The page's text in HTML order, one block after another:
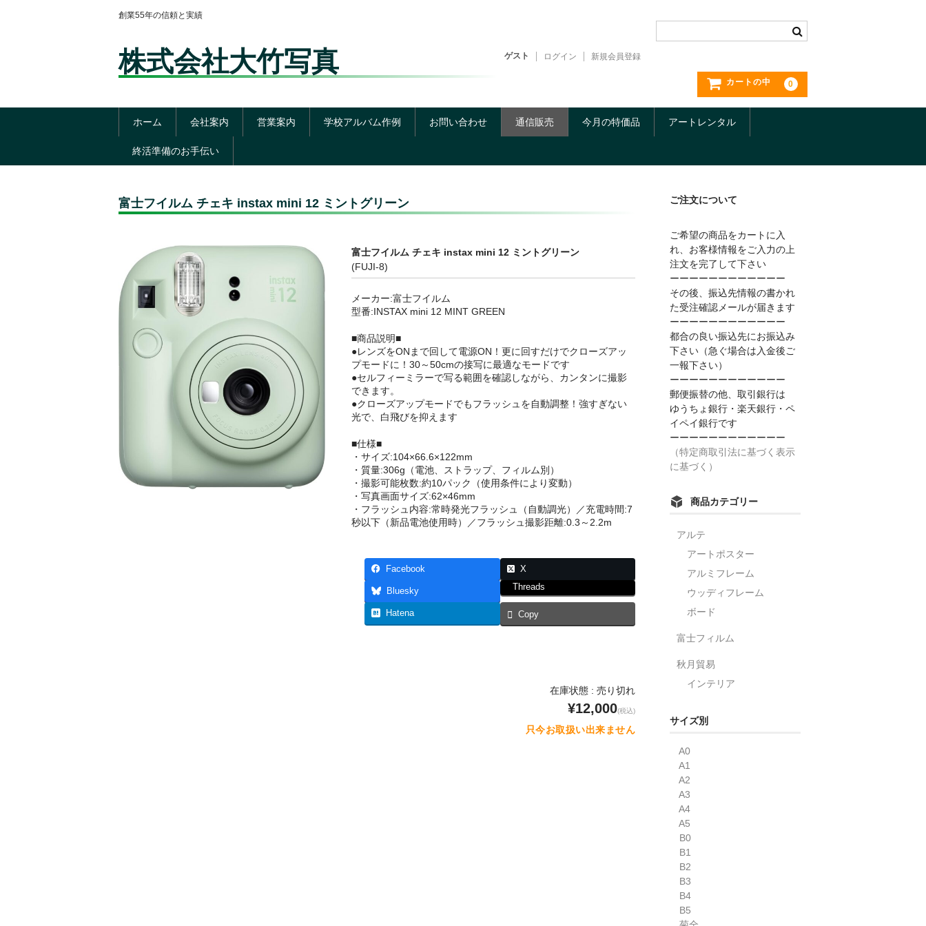
創業55年の信頼と実績
株式会社大竹写真 ゲスト ログイン 新規会員登録
カートの中 0
ホーム 会社案内 営業案内 学校アルバム作例 お問い合わせ 通信販売 今月の特価品 アートレンタル
終活準備のお手伝い
富士フイルム チェキ instax mini 12 ミントグリーン
富士フイルム チェキ instax mini 12 ミントグリーン
(FUJI-8)
メーカー:富士フイルム
型番:INSTAX mini 12 MINT GREEN
■商品説明■
●レンズをONまで回して電源ON！更に回すだけでクローズアッ
プモードに！30～50cmの接写に最適なモードです
●セルフィーミラーで写る範囲を確認しながら、カンタンに撮影
できます。
●クローズアップモードでもフラッシュを自動調整！強すぎない
光で、白飛びを抑えます
■仕様■
・サイズ:104×66.6×122mm
・質量:306g（電池、ストラップ、フィルム別）
・撮影可能枚数:約10パック（使用条件により変動）
・写真画面サイズ:62×46mm
・フラッシュ内容:常時発光フラッシュ（自動調光）／充電時間:7
秒以下（新品電池使用時）／フラッシュ撮影距離:0.3～2.2m
Facebook X
Bluesky Threads
Hatena Copy
在庫状態 : 売り切れ
¥12,000(税込)
只今お取扱い出来ません
ご注文について
ご希望の商品をカートに入
れ、お客様情報をご入力の上
注文を完了して下さい
ーーーーーーーーーーーー
その後、振込先情報の書かれ
た受注確認メールが届きます
ーーーーーーーーーーーー
都合の良い振込先にお振込み
下さい（急ぐ場合は入金後ご
一報下さい）
ーーーーーーーーーーーー
郵便振替の他、取引銀行は
ゆうちょ銀行・楽天銀行・ペ
イペイ銀行です
ーーーーーーーーーーーー
（特定商取引法に基づく表示
に基づく）
商品カテゴリー
アルテ
アートポスター
アルミフレーム
ウッディフレーム
ボード
富士フィルム
秋月貿易
インテリア
サイズ別
A0
A1
A2
A3
A4
A5
B0
B1
B2
B3
B4
B5